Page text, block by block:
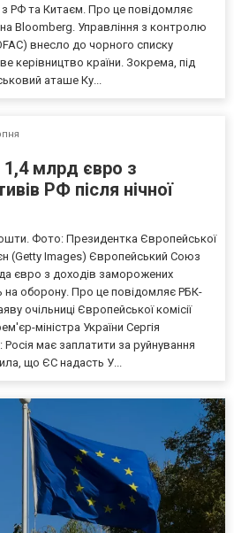
РФ та Китаєм. Про це повідомляє
Bloomberg. Управління з контролю
внесло до чорного списку
керівництво країни. Зокрема, під
аташе Ку...
1,4 млрд євро з
РФ після нічної
Фото: Президентка Європейської
(Getty Images) Європейський Союз
євро з доходів заморожених
на оборону. Про це повідомляє РБК-
очільниці Європейської комісії
міністра України Сергія
має заплатити за руйнування
що ЄС надасть У...